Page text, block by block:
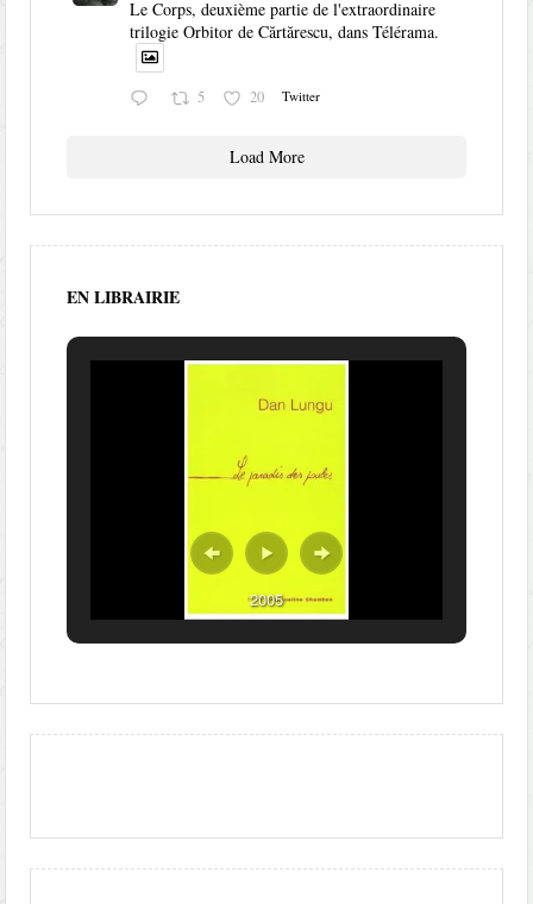
Le Corps, deuxième partie de l'extraordinaire
trilogie Orbitor de Cărtărescu, dans Télérama.
5 20 Twitter
Load More
EN LIBRAIRIE
2005